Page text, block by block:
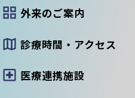
外来のご案内
診療時間・アクセス
医療連携施設